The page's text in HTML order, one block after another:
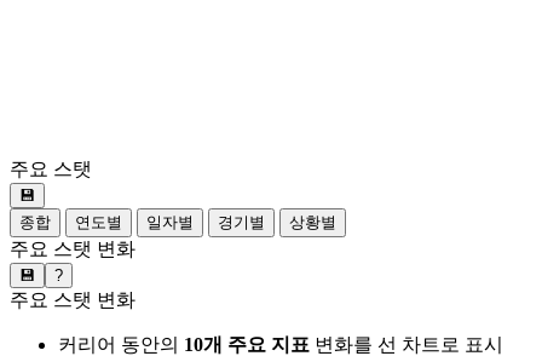
주요 스탯
💾
종합
연도별 일자별 경기별 상황별
주요 스탯 변화
💾 ?
주요 스탯 변화
커리어 동안의 10개 주요 지표 변화를 선 차트로 표시